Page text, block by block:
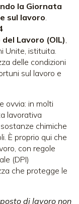
la Giornata
sul lavoro
Lavoro (OIL)
Unite, istituita.
delle condizioni
sul lavoro e
ovvia: in molti
lavorativa
chimiche
È proprio qui che
con regole
(DPI)
che protegge le
di lavoro non